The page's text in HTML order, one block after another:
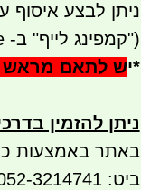
ניתן לבצע איסוף עצמי
("קמפינג לייף" ב- waze)
*יש לתאם מראש
ניתן להזמין
באתר באמצעות
ביט: 052-3214741